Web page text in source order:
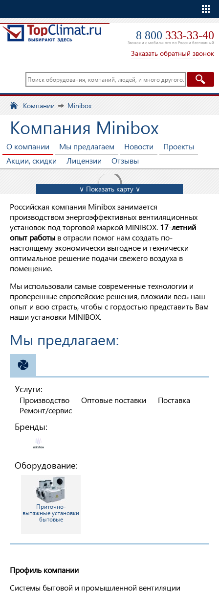
8 800 333-33-40
Звонок и с мобильного по России бесплатный
Заказать обратный звонок
Компании Minibox
Компания Minibox
О компании Мы предлагаем Новости
Проекты
Акции, скидки
Лицензии Отзывы
∨ Показать карту ∨
Российская компания Minibox занимается
производством энергоэффективных вентиляционных
установок под торговой маркой MINIBOX. 17-летний
опыт работы в отрасли помог нам создать по-
настоящему экономически выгодное и технически
оптимальное решение подачи свежего воздуха в
помещение.
Мы использовали самые современные технологии и
проверенные европейские решения, вложили весь наш
опыт и всю страсть, чтобы с гордостью представить Вам
наши установки MINIBOX.
Мы предлагаем:
Услуги:
Производство Оптовые поставки
Поставка
Ремонт/сервис
Бренды:
Оборудование:
Приточно-
вытяжные установки
бытовые
Профиль компании
Системы бытовой и промышленной вентиляции